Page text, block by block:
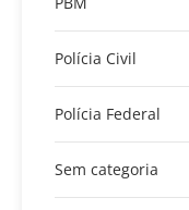
Polícia Civil
Polícia Federal
Sem categoria